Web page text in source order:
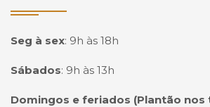
Seg à sex: 9h às 18h
Sábados: 9h às 13h
Domingos e feriados (Plantão nos